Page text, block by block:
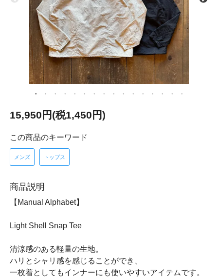
15,950円(税1,450円)
この商品のキーワード
メンズ トップス
商品説明
【Manual Alphabet】
Light Shell Snap Tee
清涼感のある軽量の生地。
ハリとシャリ感を感じることができ、
一枚着としてもインナーにも使いやすいアイテムです。